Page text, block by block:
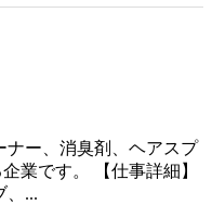
ナー、消臭剤、ヘアスプ
業です。 【仕事詳細】
、...